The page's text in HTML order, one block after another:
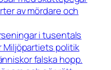
av mördare och
i tusentals
Miljöpartiets politik
falska hopp.